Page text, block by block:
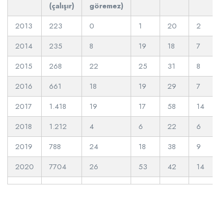
(çalışır)
göremez)
2013 223 0 1 20
2
2014
235 8 19 18
7
2015
268 22 25 31
8
2016
661 18 19 29
7
2017
1.418 19 17 58
14
2018
1.212 4 6 22
6
2019
788 24 18 38
9
2020
7704 26 53 42 14